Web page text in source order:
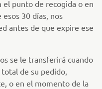
punto de recogida o en
30 días, nos
antes de que expire ese
se le transferirá cuando
de su pedido,
o en el momento de la